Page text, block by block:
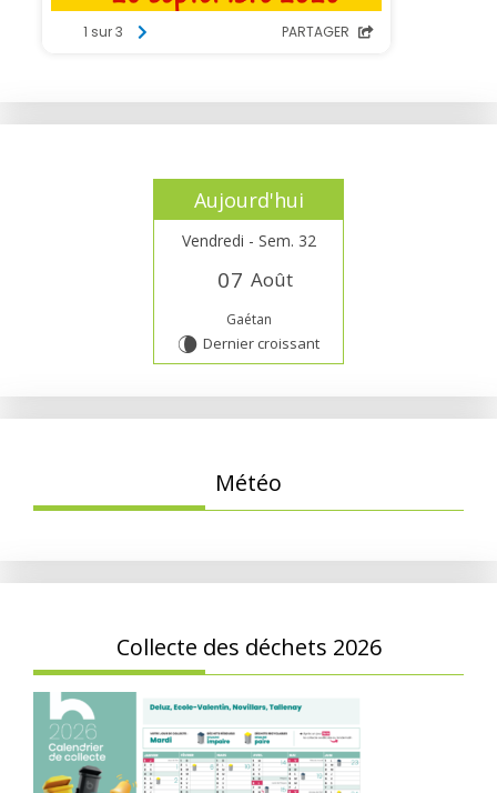
Aujourd'hui
Vendredi - Sem. 32
07 Août
Gaétan
V Dernier croissant
Météo
Collecte des déchets 2026